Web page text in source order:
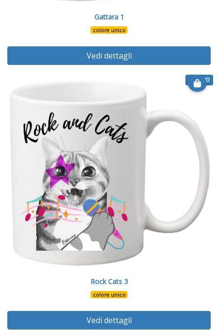
Gattara 1
colore unico
Vedi dettagli
€ 12.90
Rock Cats 3
colore unico
Vedi dettagli